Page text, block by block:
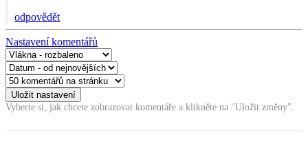
odpovědět
Nastavení komentářů
Vyberte si, jak chcete zobrazovat komentáře a klikněte na "Uložit změny".